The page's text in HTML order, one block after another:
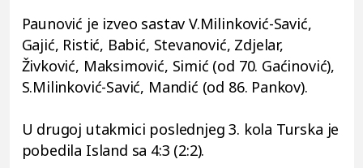
Paunović je izveo sastav V.Milinković-Savić,
Gajić, Ristić, Babić, Stevanović, Zdjelar,
Živković, Maksimović, Simić (od 70. Gaćinović),
S.Milinković-Savić, Mandić (od 86. Pankov).
U drugoj utakmici poslednjeg 3. kola Turska je
pobedila Island sa 4:3 (2:2).